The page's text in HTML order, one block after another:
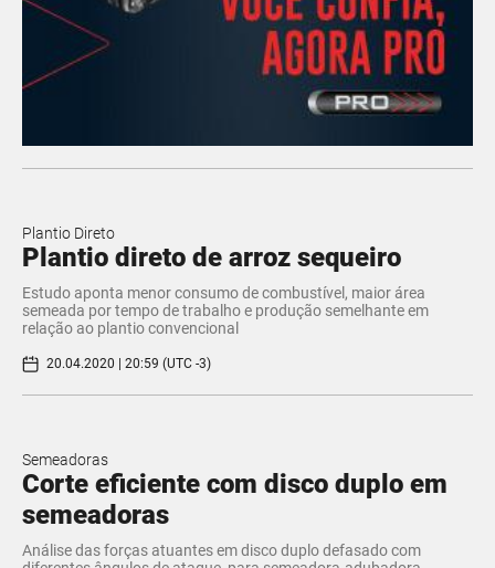
Plantio Direto
Plantio direto de arroz sequeiro
Estudo aponta menor consumo de combustível, maior área
semeada por tempo de trabalho e produção semelhante em
relação ao plantio convencional
20.04.2020 | 20:59 (UTC -3)
Semeadoras
Corte eficiente com disco duplo em
semeadoras
​Análise das forças atuantes em disco duplo defasado com